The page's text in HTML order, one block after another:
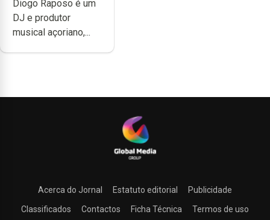
quão difícil é
produzir uma
música”
Diogo Raposo é um
DJ e produtor
musical açoriano,...
Acerca do Jornal Estatuto editorial
Publicidade
Classificados
Contactos Ficha Técnica Termos de uso